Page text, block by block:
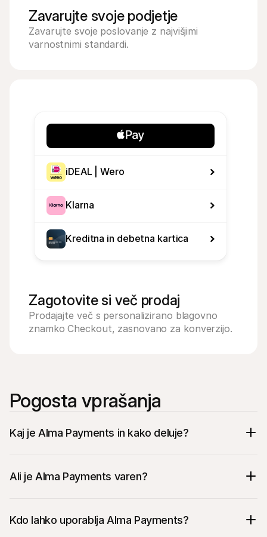
Zavarujte svoje podjetje
Zavarujte svoje poslovanje z najvišjimi
varnostnimi standardi.
iDEAL | Wero
Klarna
Kreditna in debetna kartica
Zagotovite si več prodaj
Prodajajte več s personalizirano blagovno
znamko Checkout, zasnovano za konverzijo.
Pogosta vprašanja
Kaj je Alma Payments in kako deluje?
Ali je Alma Payments varen?
Kdo lahko uporablja Alma Payments?